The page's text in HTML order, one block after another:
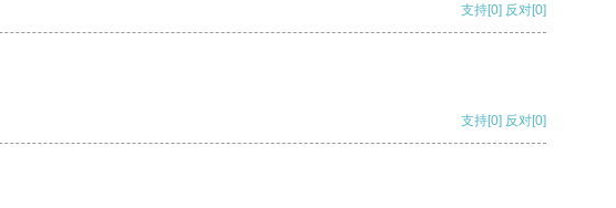
支持[0] 反对[0]
支持[0] 反对[0]